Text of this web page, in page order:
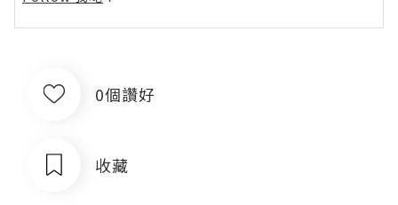
0個讚好
收藏